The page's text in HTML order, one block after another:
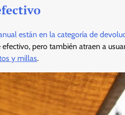
están en la categoría de
pero también atraen a
y millas.